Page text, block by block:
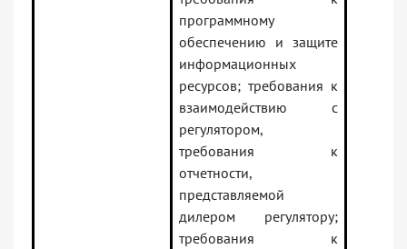
программному
обеспечению и защите
информационных
ресурсов; требования к
взаимодействию с
регулятором,
требования к
отчетности,
представляемой
дилером регулятору;
требования к